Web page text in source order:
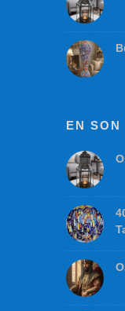
EN SON